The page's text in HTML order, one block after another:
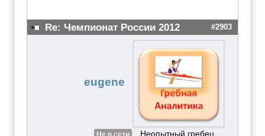
Re: Чемпионат России 2012 #2903
eugene
Не в сети Неопытный гребец